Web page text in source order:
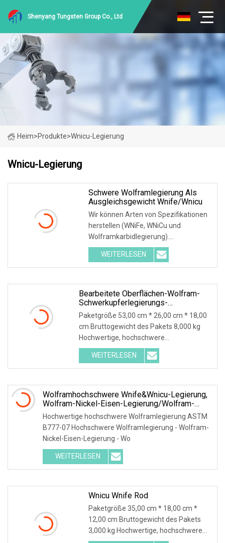
Shenyang Tungsten Group Co., Ltd
Heim>Produkte>Wnicu-Legierung
Wnicu-Legierung
Schwere Wolframlegierung Als
Ausgleichsgewicht Wnife/Wnicu
Wir können Arten von Spezifikationen
herstellen (WNiFe, WNiCu und
Wolframkarbidlegierung).
Hauptanwendung: 1-Shaker in
WEITERLESEN
Bearbeitete Oberflächen-Wolfram-
Schwerkupferlegierungs-
Stangen/Stäbe/Rohre/Rundscheiben-
Wnicu-Wolframlegierung
Paketgröße 53,00 cm * 26,00 cm * 18,00
cm Bruttogewicht des Pakets 8,000 kg
Hochwertige, hochschwere
Wolframlegierung AS
WEITERLESEN
Wolframhochschwere Wnife&Wnicu-Legierung,
Wolfram-Nickel-Eisen-Legierung/Wolfram-
Kupfer-Legierung In
Stange/Stange/Blech/Rohr/Rundscheibe/Platte
Hochwertige hochschwere Wolframlegierung ASTM
B777-07 Hochschwere Wolframlegierung - Wolfram-
Nickel-Eisen-Legierung - Wo
WEITERLESEN
Wnicu Wnife Rod
Paketgröße 35,00 cm * 18,00 cm *
12,00 cm Bruttogewicht des Pakets
3,000 kg Hochwertige, hochschwere
Wolframlegierung AS